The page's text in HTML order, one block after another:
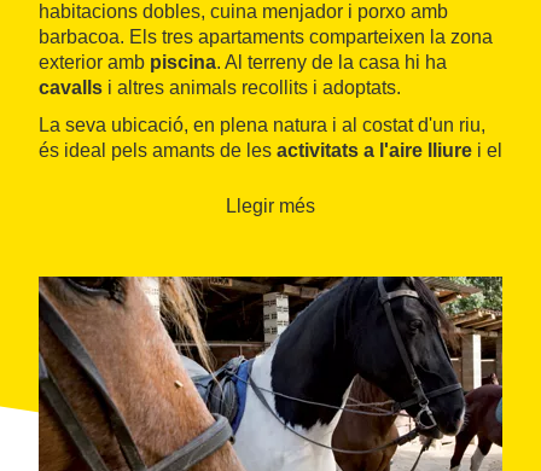
habitacions dobles, cuina menjador i porxo amb
barbacoa. Els tres apartaments comparteixen la zona
exterior amb piscina. Al terreny de la casa hi ha
cavalls i altres animals recollits i adoptats.
La seva ubicació, en plena natura i al costat d'un riu,
és ideal pels amants de les activitats a l'aire lliure i el
muntanyes properes ofereixen una gran varietat de
paisatge.
Llegir més